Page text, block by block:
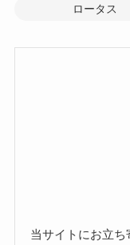
ロータス
当サイトにお立ち